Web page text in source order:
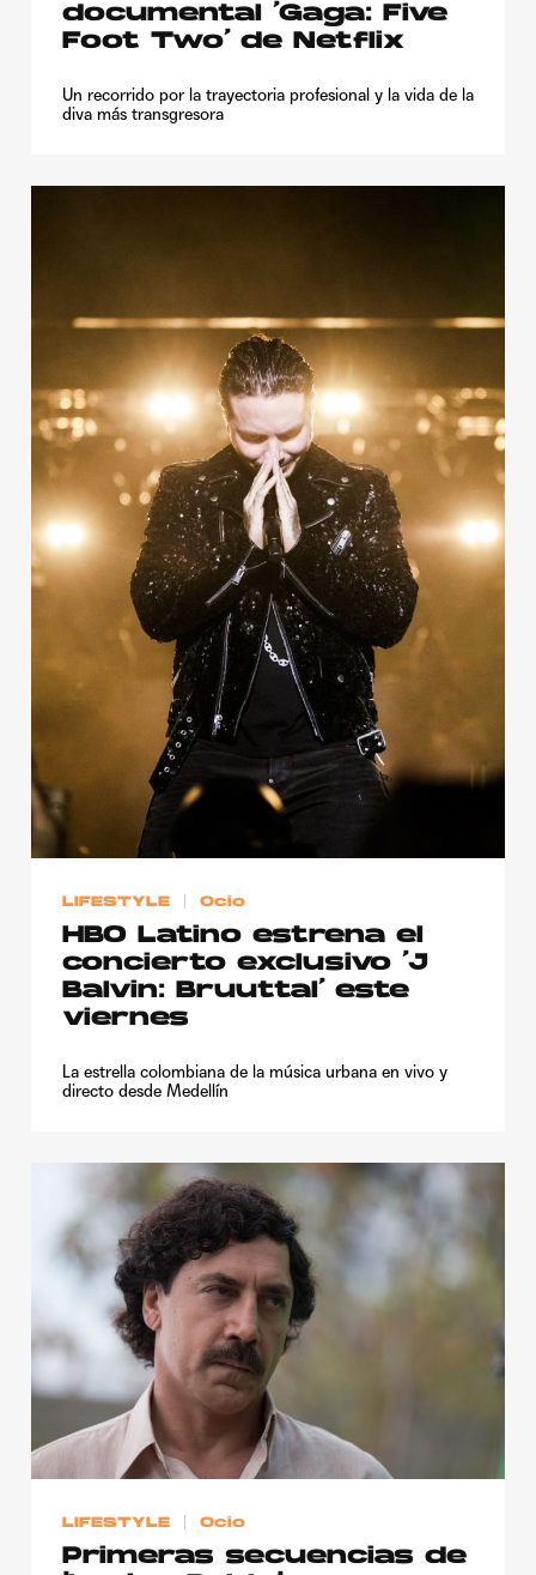
documental ‘Gaga: Five
Foot Two’ de Netflix
Un recorrido por la trayectoria profesional y la vida de la
diva más transgresora
LIFESTYLE Ocio
HBO Latino estrena el
concierto exclusivo ‘J
Balvin: Bruuttal’ este
viernes
La estrella colombiana de la música urbana en vivo y
directo desde Medellín
LIFESTYLE Ocio
Primeras secuencias de